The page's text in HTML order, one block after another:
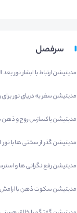
سرفصل
مدیتیشن ارتباط با ابشار نور بعد
مدیتیشن سفر به دریای نور
مدیتیشن پاکسازس روح و ذهن
مدیتیشن گذر از سختی ها با نور
مدیتیشن رفع نگرانی ها و
مدیتیشن سکوت ذهن با ارامش